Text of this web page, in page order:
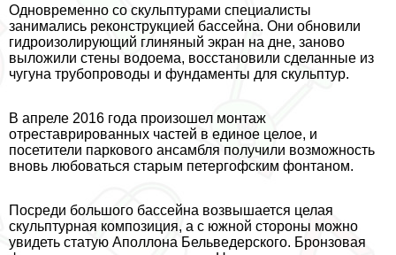
Одновременно со скульптурами специалисты
занимались реконструкцией бассейна. Они обновили
гидроизолирующий глиняный экран на дне, заново
выложили стены водоема, восстановили сделанные из
чугуна трубопроводы и фундаменты для скульптур.
В апреле 2016 года произошел монтаж
отреставрированных частей в единое целое, и
посетители паркового ансамбля получили возможность
вновь любоваться старым петергофским фонтаном.
Посреди большого бассейна возвышается целая
скульптурная композиция, а с южной стороны можно
увидеть статую Аполлона Бельведерского. Бронзовая